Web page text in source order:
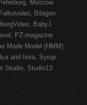
Moscow
Bibigon
BabyJ
PZ-magazine
Made Model (HMM)
and Irisa, Syrup
Studio, Studio13